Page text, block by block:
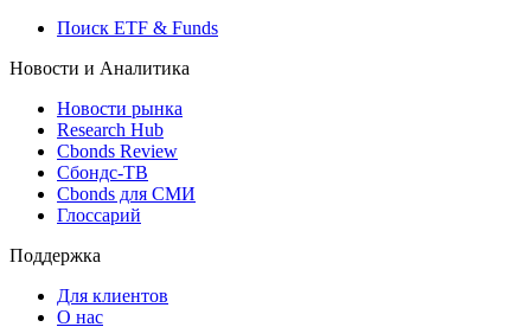
Поиск ETF & Funds
Новости и Аналитика
Новости рынка
Research Hub
Cbonds Review
Сбондс-ТВ
Cbonds для СМИ
Глоссарий
Поддержка
Для клиентов
О нас